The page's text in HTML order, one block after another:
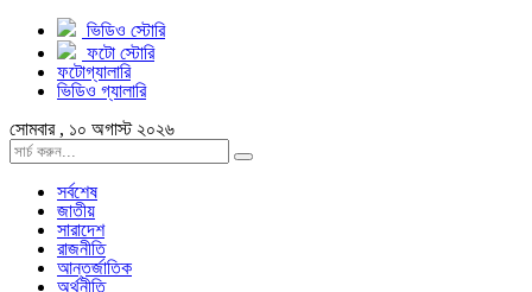
ভিডিও স্টোরি
ফটো স্টোরি
ফটোগ্যালারি
ভিডিও গ্যালারি
সোমবার , ১০ অগাস্ট ২০২৬
সর্বশেষ
জাতীয়
সারাদেশ
রাজনীতি
আন্তর্জাতিক
অর্থনীতি